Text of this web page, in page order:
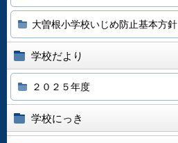
大曽根小学校いじめ防止基本方針
学校だより
２０２５年度
学校にっき